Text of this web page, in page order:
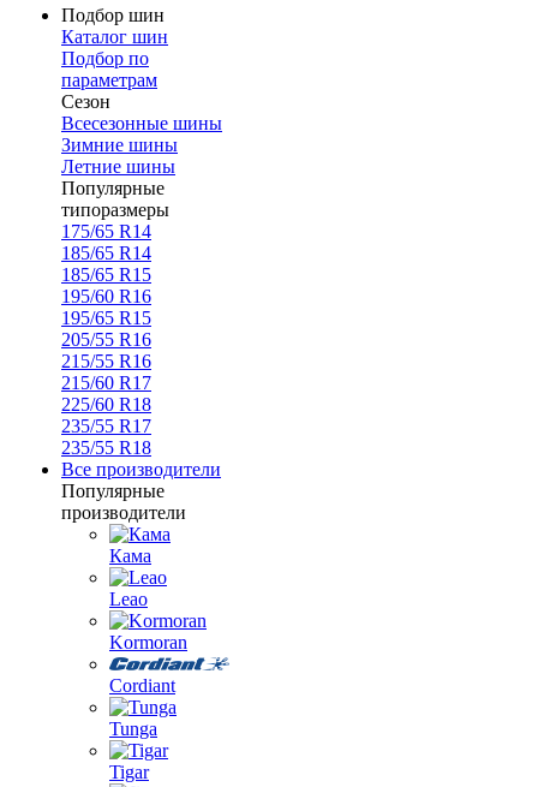
Подбор шин
Каталог шин
Подбор по
параметрам
Сезон
Всесезонные шины
Зимние шины
Летние шины
Популярные
типоразмеры
175/65 R14
185/65 R14
185/65 R15
195/60 R16
195/65 R15
205/55 R16
215/55 R16
215/60 R17
225/60 R18
235/55 R17
235/55 R18
Все производители
Популярные
производители
Кама
Leao
Kormoran
Cordiant
Tunga
Tigar